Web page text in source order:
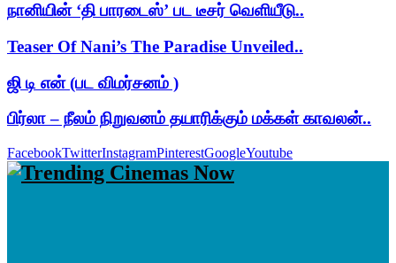
நானியின் ‘தி பாரடைஸ்’ பட டீசர் வெளியீடு..
Teaser Of Nani’s The Paradise Unveiled..
ஜி டி என் (பட விமர்சனம் )
பிர்லா – நீலம் நிறுவனம் தயாரிக்கும் மக்கள் காவலன்..
FacebookTwitterInstagramPinterestGoogleYoutube